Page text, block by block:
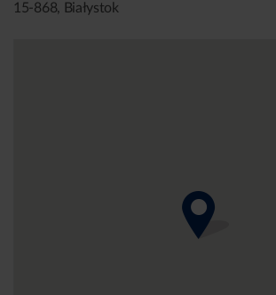
15-868, Białystok